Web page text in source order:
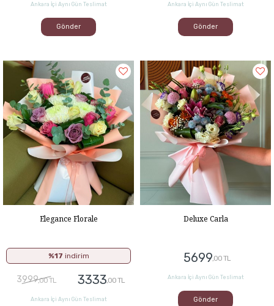
Ankara İçi Aynı Gün Teslimat
Gönder
Ankara İçi Aynı Gün Teslimat
Gönder
Elegance Florale
%17 indirim
3999,00 TL 3333,00 TL
Ankara İçi Aynı Gün Teslimat
Deluxe Carla
5699,00 TL
Ankara İçi Aynı Gün Teslimat
Gönder